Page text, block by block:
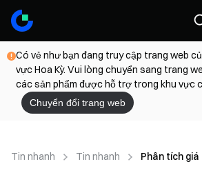
Có vẻ như bạn đang truy cập trang web
vực Hoa Kỳ. Vui lòng chuyển sang trang
các sản phẩm được hỗ trợ trong khu vực
Chuyển đổi trang web
Tin nhanh Tin nhanh Phân tích